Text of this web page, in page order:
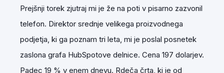
Prejšnji torek zjutraj mi je že na poti v pisarno zazvonil
telefon. Direktor srednje velikega proizvodnega
podjetja, ki ga poznam tri leta, mi je poslal posnetek
zaslona grafa HubSpotove delnice. Cena 197 dolarjev.
Padec 19 % v enem dnevu. Rdeča črta, ki je od